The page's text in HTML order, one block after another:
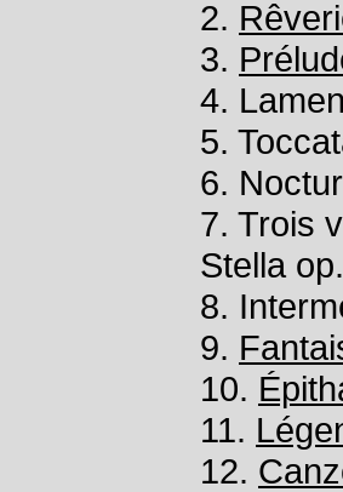
2.
3.
4.
5.
6.
7. Trois
Stella
8.
9.
10.
11.
12.